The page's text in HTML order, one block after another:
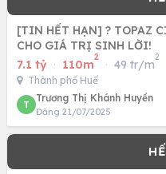
[TIN HẾT HẠN] ? TOPAZ
CHO GIÁ TRỊ SINH LỜI!
7.1 tỷ · 110m
2
· 49 tr/m
2
Thành phố Huế
T
Trương Thị Khánh Huyền
Đăng 21/07/2025